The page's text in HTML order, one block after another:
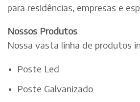
para residências, empresas e
Nossos Produtos
Nossa vasta linha de produtos
Poste Led
Poste Galvanizado